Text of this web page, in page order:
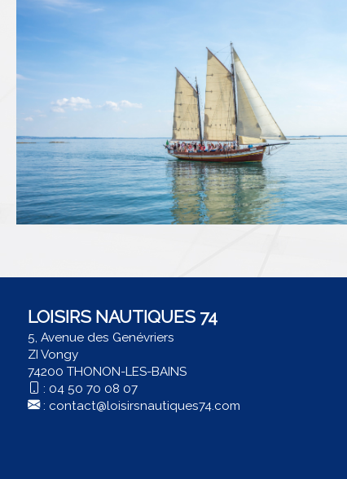
LOISIRS NAUTIQUES 74
5, Avenue des Genévriers
ZI Vongy
74200 THONON-LES-BAINS
: 04 50 70 08 07
: contact@loisirsnautiques74.com